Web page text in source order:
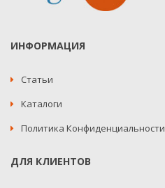
ИНФОРМАЦИЯ
Статьи
Каталоги
Политика Конфиденциальности
ДЛЯ КЛИЕНТОВ